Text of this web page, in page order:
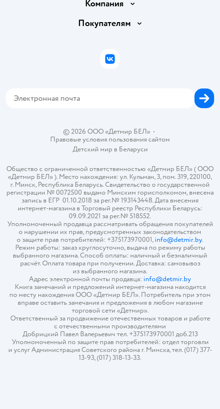
Правила продажи
Политика использования файлов cookie
Компания
Вакансии
Покупателям
Бонусные карты
© 2026 ООО «Детмир БЕЛ»•
Правовые условия пользования сайтом
Детский мир в Беларуси
Общество с ограниченной ответственностью «Детмир БЕЛ» ( ООО
«Детмир БЕЛ» ). Место нахождения: ул. Кульман, 3, пом. 319, 220100,
г. Минск, Республика Беларусь. Свидетельство о государственной
регистрации № 0072500 выдано Минским горисполкомом, внесена
запись в ЕГР 01.10.2018 за рег.№ 193143448. Дата внесения
интернет-магазина в Торговый реестр Республики Беларусь:
09.09.2021 за рег.№ 518552.
Уполномоченный продавца рассматривать обращения покупателей
о нарушении их прав, предусмотренных законодательством
о защите прав потребителей: +375173970001,info@detmir.by.
Режим работы: заказ круглосуточно, выдача по режиму работы
выбранного магазина. Способ оплаты: наличный и безналичный
расчёт. Оплата товара при получении. Доставка: самовывоз
из выбранного магазина.
Адрес электронной почты продавца: info@detmir.by
Книга замечаний и предложений интернет-магазина находится
по месту нахождения ООО «Детмир БЕЛ». Потребитель при этом
вправе оставить замечания и предложения в любом магазине
торговой сети «Детмир».
Ответственный за продвижение отечественных товаров и работе
с отечественными производителями
Добрицкий Павел Валерьевич тел. +375173970001 доб.213
Уполномоченный по защите прав потребителей: отдел торговли
и услуг Администрация Советского района г. Минска, тел. (017) 377-
13-93, (017) 318-13-33.
ВКонтакте